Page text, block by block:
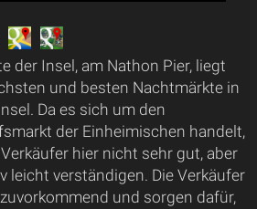
der Insel, am Nathon Pier, liegt
und besten Nachtmärkte in
Da es sich um den
der Einheimischen handelt,
hier nicht sehr gut, aber
leicht verständigen. Die Verkäufer
und sorgen dafür,